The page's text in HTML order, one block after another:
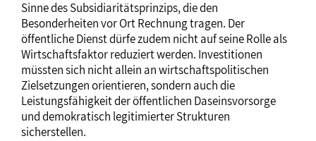
Sinne des Subsidiaritätsprinzips, die den
Besonderheiten vor Ort Rechnung tragen. Der
öffentliche Dienst dürfe zudem nicht auf seine Rolle als
Wirtschaftsfaktor reduziert werden. Investitionen
müssten sich nicht allein an wirtschaftspolitischen
Zielsetzungen orientieren, sondern auch die
Leistungsfähigkeit der öffentlichen Daseinsvorsorge
und demokratisch legitimierter Strukturen
sicherstellen.